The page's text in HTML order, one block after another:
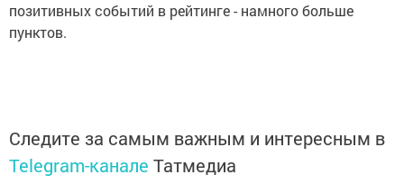
позитивных событий в рейтинге - намного больше
пунктов.
Следите за самым важным и интересным в
Telegram-канале Татмедиа